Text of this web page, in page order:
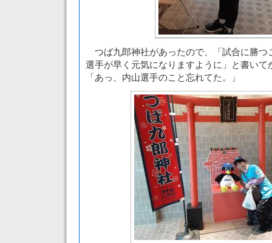
つば九郎神社があったので、「試合に勝つ
選手が早く元気になりますように」と書いて
「あっ、内山選手のこと忘れてた。」